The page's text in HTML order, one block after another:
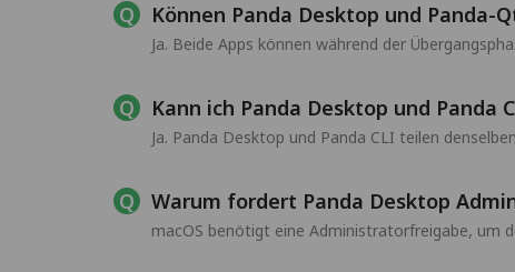
Können Panda Desktop und
Ja. Beide Apps können während der
Kann ich Panda Desktop und Panda
Ja. Panda Desktop und Panda CLI teilen
Warum fordert Panda Desktop
macOS benötigt eine Administratorfreigabe, um